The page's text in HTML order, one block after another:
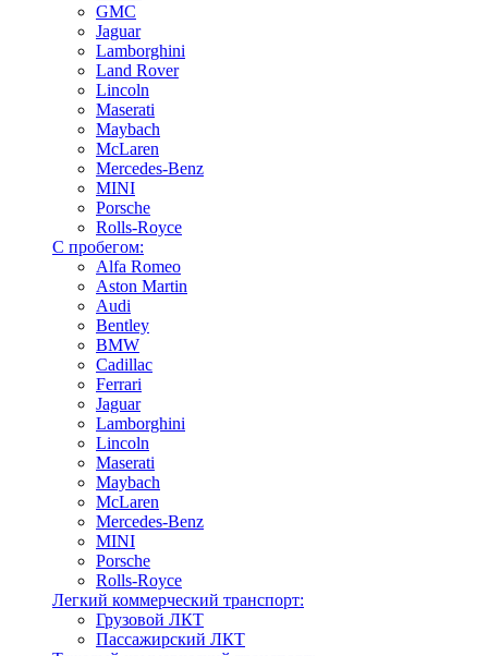
GMC
Jaguar
Lamborghini
Land Rover
Lincoln
Maserati
Maybach
McLaren
Mercedes-Benz
MINI
Porsche
Rolls-Royce
С пробегом:
Alfa Romeo
Aston Martin
Audi
Bentley
BMW
Cadillac
Ferrari
Jaguar
Lamborghini
Lincoln
Maserati
Maybach
McLaren
Mercedes-Benz
MINI
Porsche
Rolls-Royce
Легкий коммерческий транспорт:
Грузовой ЛКТ
Пассажирский ЛКТ